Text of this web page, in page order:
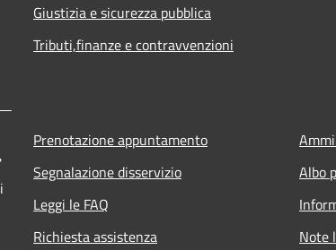
Giustizia e sicurezza pubblica
Tributi,finanze e contravvenzioni
Prenotazione appuntamento
Segnalazione disservizio
Leggi le FAQ
Richiesta assistenza
Albo
Note